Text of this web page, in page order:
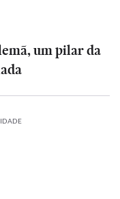
um pilar da